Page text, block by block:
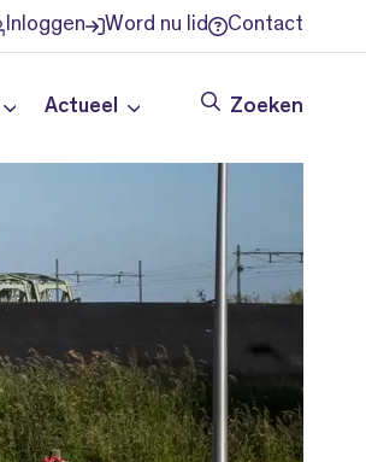
Inloggen Word nu lid Contact
Actueel Zoeken